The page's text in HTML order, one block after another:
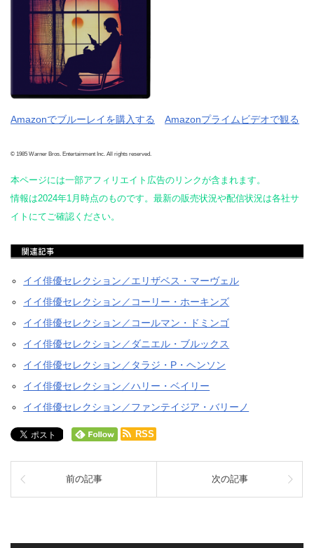
Amazonでブルーレイを購入する Amazonプライムビデオで観る
© 1985 Warner Bros. Entertainment Inc. All rights reserved.
本ページには一部アフィリエイト広告のリンクが含まれます。
情報は2024年1月時点のものです。最新の販売状況や配信状況は各社サ
イトにてご確認ください。
イイ俳優セレクション／エリザベス・マーヴェル
イイ俳優セレクション／コーリー・ホーキンズ
イイ俳優セレクション／コールマン・ドミンゴ
イイ俳優セレクション／ダニエル・ブルックス
イイ俳優セレクション／タラジ・P・ヘンソン
イイ俳優セレクション／ハリー・ベイリー
イイ俳優セレクション／ファンテイジア・バリーノ
RSS
前の記事 次の記事